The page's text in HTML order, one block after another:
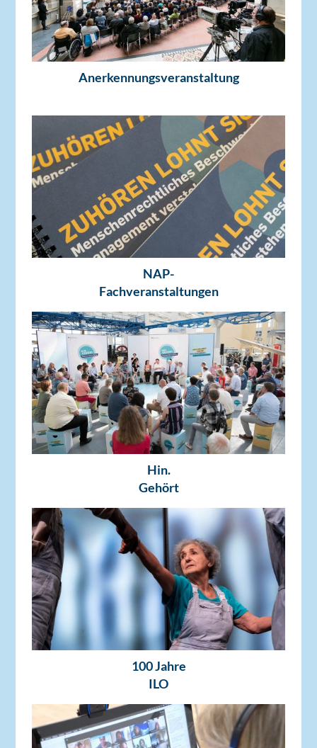
Anerkennungsveranstaltung
NAP-
Fachveranstaltungen
Hin.
Gehört
100 Jahre
ILO